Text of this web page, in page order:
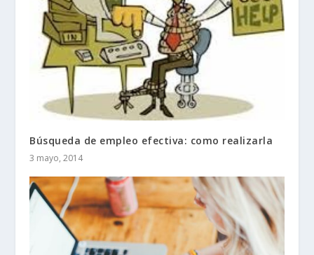
Búsqueda de empleo efectiva: como realizarla
3 mayo, 2014